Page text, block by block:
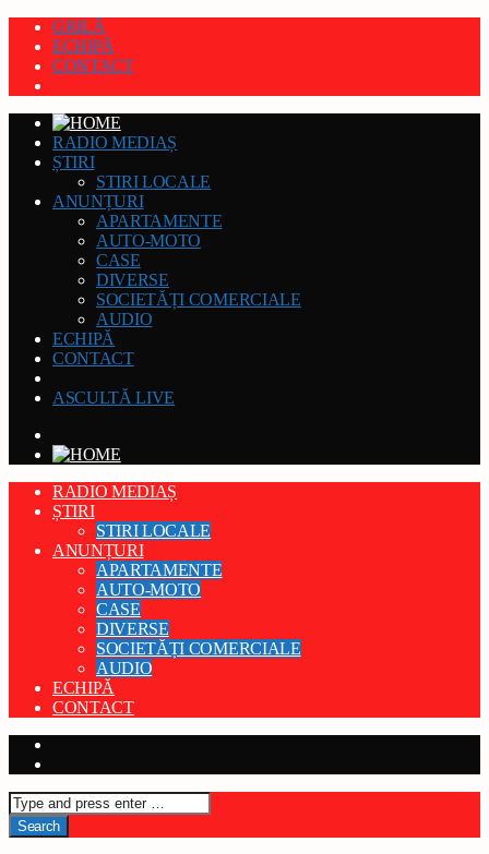
GRILĂ
ECHIPĂ
CONTACT
RADIO MEDIAȘ
ȘTIRI
STIRI LOCALE
ANUNȚURI
APARTAMENTE
AUTO-MOTO
CASE
DIVERSE
SOCIETĂȚI COMERCIALE
AUDIO
ECHIPĂ
CONTACT
ASCULTĂ LIVE
RADIO MEDIAȘ
ȘTIRI
STIRI LOCALE
ANUNȚURI
APARTAMENTE
AUTO-MOTO
CASE
DIVERSE
SOCIETĂȚI COMERCIALE
AUDIO
ECHIPĂ
CONTACT